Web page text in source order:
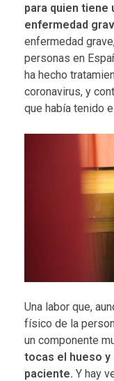
para quien tiene
enfermedad
enfermedad
personas en
ha hecho
coronavirus, y
que había tenido
Una labor que,
físico de la
un componente
tocas el hueso y
paciente. Y hay